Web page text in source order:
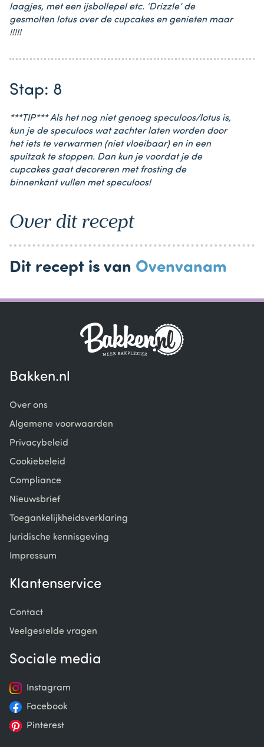
laagjes, met een ijsbollepel etc. ‘Drizzle’ de
gesmolten lotus over de cupcakes en genieten maar
!!!!!
Stap: 8
***TIP*** Als het nog niet genoeg speculoos/lotus is,
kun je de speculoos wat zachter laten worden door
het iets te verwarmen (niet vloeibaar) en in een
spuitzak te stoppen. Dan kun je voordat je de
cupcakes gaat decoreren met frosting de
binnenkant vullen met speculoos!
Over dit recept
Dit recept is van Ovenvanam
Bakken.nl
Over ons
Algemene voorwaarden
Privacybeleid
Cookiebeleid
Compliance
Nieuwsbrief
Toegankelijkheidsverklaring
Juridische kennisgeving
Impressum
Klantenservice
Contact
Veelgestelde vragen
Sociale media
Instagram
Facebook
Pinterest